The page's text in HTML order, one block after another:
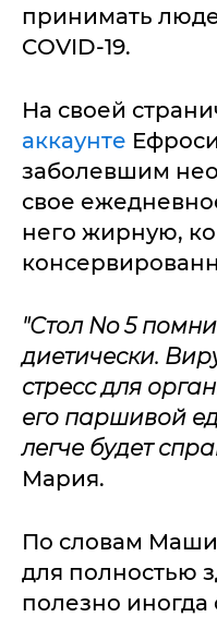
принимать
COVID-19.
На своей
аккаунте
заболевшим
свое
него жирную,
"Стол No 5
диетически.
стресс для
его паршивой
легче будет
Мария.
По словам
для полностью
полезно